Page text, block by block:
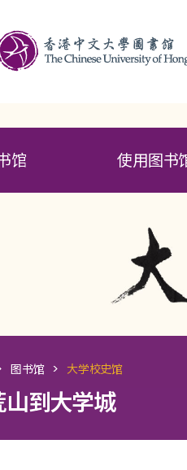
馆 使用图书
图书馆 > 大学校史馆
山到大学城